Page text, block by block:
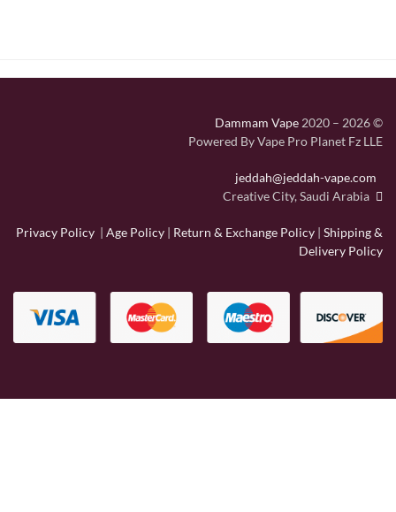
©
Dammam Vape 2020 – 2026
Powered By Vape Pro Planet Fz LLE
Privacy Policy | Age Policy | Return & Exchange Policy | Shipping &
Delivery Policy